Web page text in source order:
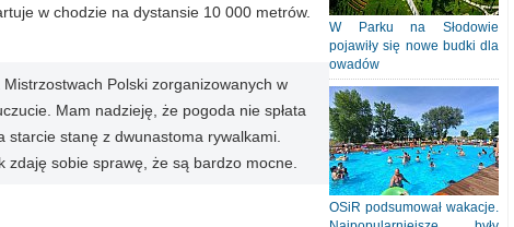
W Parku na Słodowie
pojawiły się nowe budki dla
owadów
OSiR podsumował wakacje.
w chodzie na dystansie 10 000 metrów.
Polski zorganizowanych w
Mam nadzieję, że pogoda nie spłata
starcie stanę z dwunastoma rywalkami.
sobie sprawę, że są bardzo mocne.